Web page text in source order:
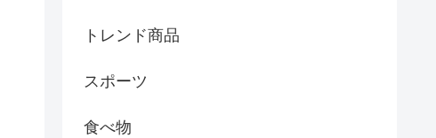
トレンド商品
スポーツ
食べ物